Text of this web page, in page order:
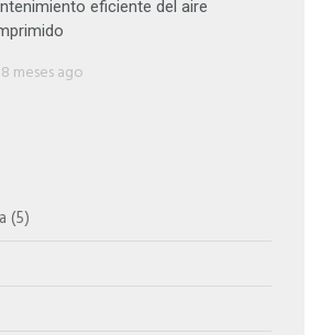
eficiente del aire
8 meses ago
(5)